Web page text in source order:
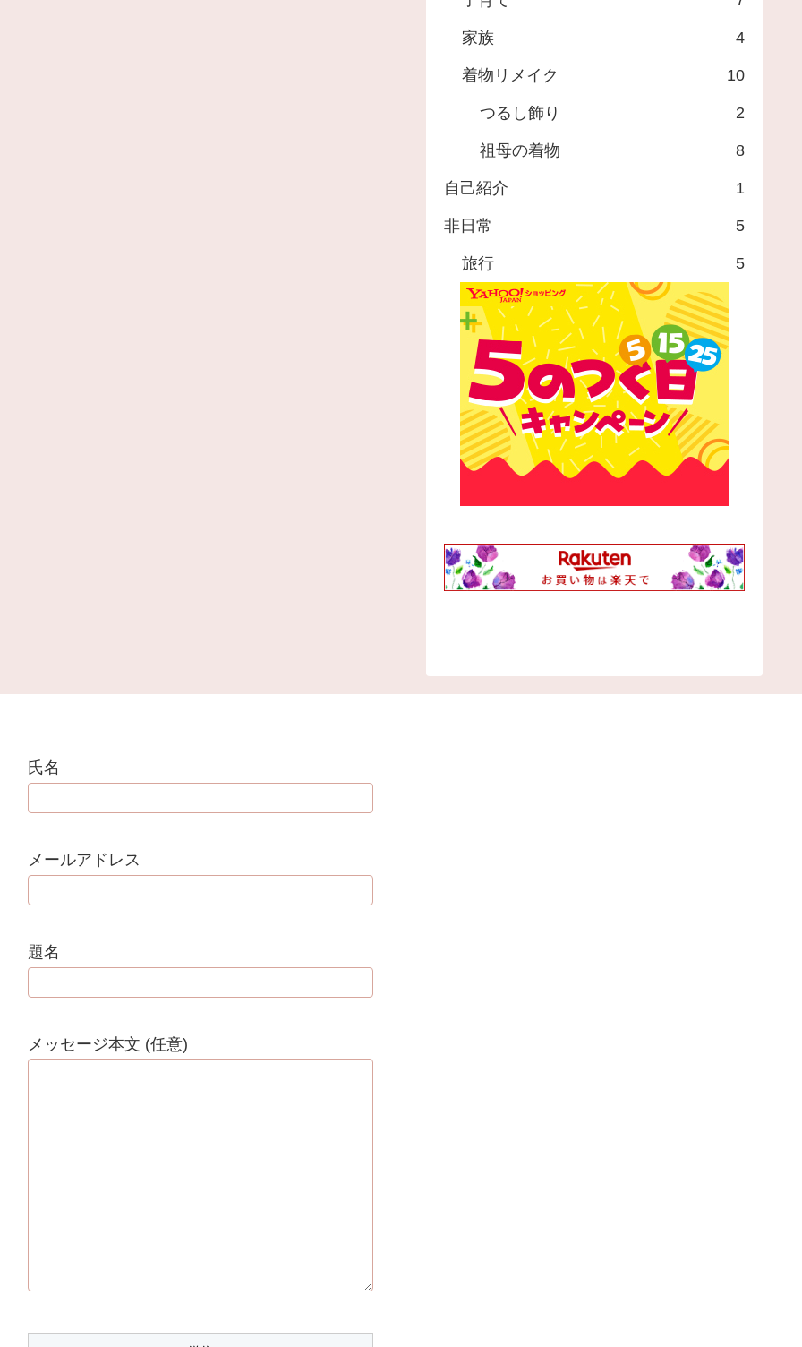
家族 4
着物リメイク 10
つるし飾り 2
祖母の着物 8
自己紹介 1
非日常 5
旅行 5
氏名
メールアドレス
題名
メッセージ本文 (任意)